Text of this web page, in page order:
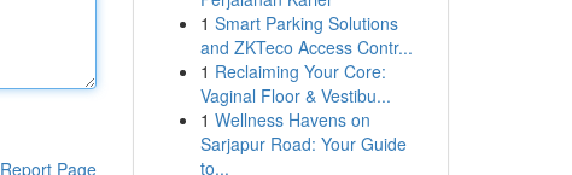
Report Page
1 Smart Parking Solutions
and ZKTeco Access Contr...
1 Reclaiming Your Core:
Vaginal Floor & Vestibu...
1 Wellness Havens on
Sarjapur Road: Your Guide
to...